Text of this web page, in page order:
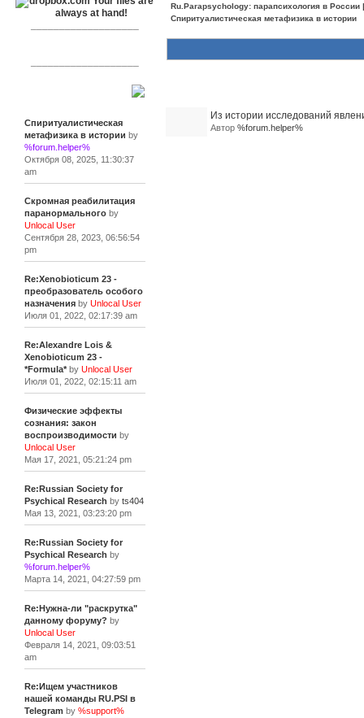
Спиритуалистическая
метафизика в истории by
%forum.helper%
Октября 08, 2025, 11:30:37
am
Скромная реабилитация
паранормальногоby
Unlocal User
Сентября 28, 2023, 06:56:54
pm
Re:Xenobioticum 23 -
преобразователь особого
назначенияby Unlocal User
Июля 01, 2022, 02:17:39 am
Re:Alexandre Lois &
Xenobioticum 23 -
*Formula*by Unlocal User
Июля 01, 2022, 02:15:11 am
Физические эффекты
сознания: закон
воспроизводимости by
Unlocal User
Мая 17, 2021, 05:21:24 pm
Re:Russian Society for
Psychical Research by ts404
Мая 13, 2021, 03:23:20 pm
Re:Russian Society for
Psychical Research by
%forum.helper%
Марта 14, 2021, 04:27:59 pm
Re:Нужна-ли "раскрутка"
данному форуму? by
Unlocal User
Февраля 14, 2021, 09:03:51
am
Re:Ищем участников
нашей команды RU.PSI в
Telegram by %support%
Ru.Parapsychology: парапсихология в
Спиритуалистическая метафизика в истории
Из истории исследований
Автор %forum.helper%